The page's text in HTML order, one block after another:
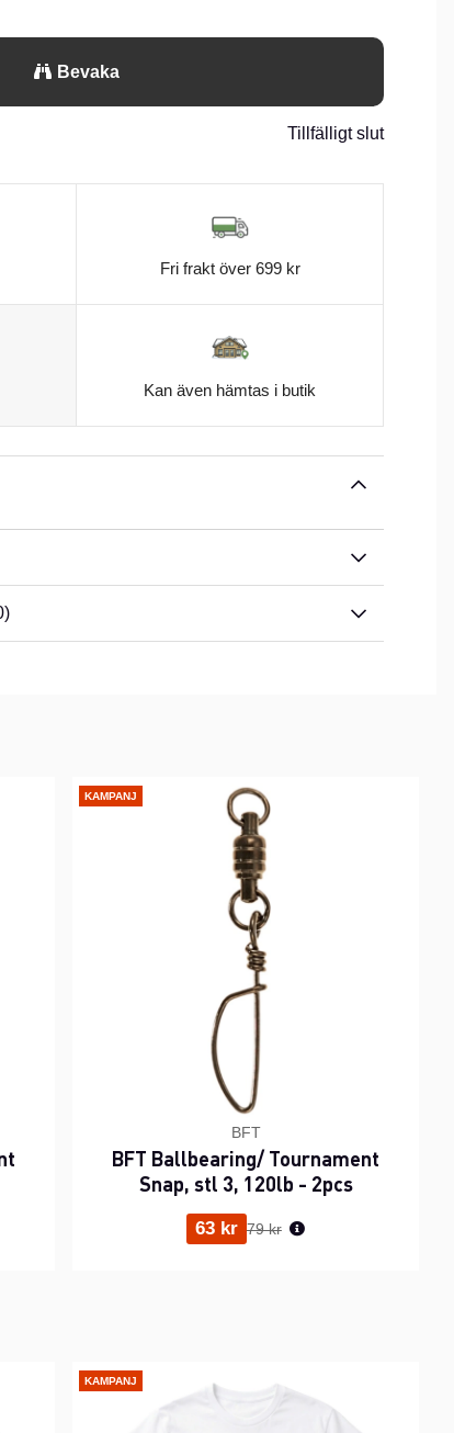
Bevaka
Tillfälligt slut
Fri frakt över 699 kr
Kan även hämtas i butik
0 AV 5 ANTAL BETYG 0
)
KAMPANJ
BFT
BFT Ballbearing/ Tournament
Snap, stl 3, 120lb - 2pcs
63 kr Ordinarie pris:
79 kr
KAMPANJ